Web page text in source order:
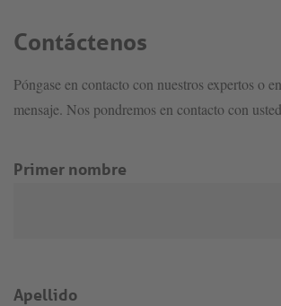
Contáctenos
Póngase en contacto con nuestros expertos o
mensaje. Nos pondremos en contacto con
Primer nombre
Apellido